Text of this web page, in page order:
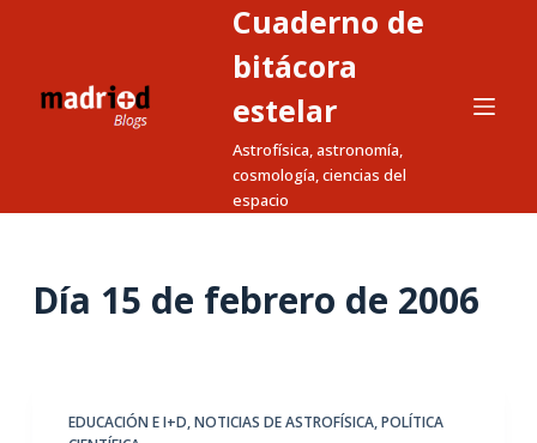
a
Cuaderno de
bitácora
estelar
Astrofísica, astronomía,
cosmología, ciencias del
espacio
Día 15 de febrero de 2006
EDUCACIÓN E I+D,NOTICIAS DE ASTROFÍSICA,POLÍTICA